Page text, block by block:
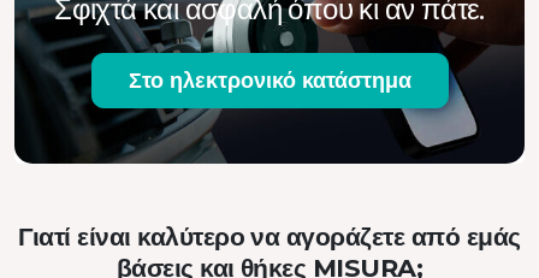
Σφιχτά και ασφαλή όπου κι αν πάτε.
Στο ηλεκτρονικό κατάστημα
Γιατί είναι καλύτερο να αγοράζετε από εμάς
βάσεις και θήκες MISURA;